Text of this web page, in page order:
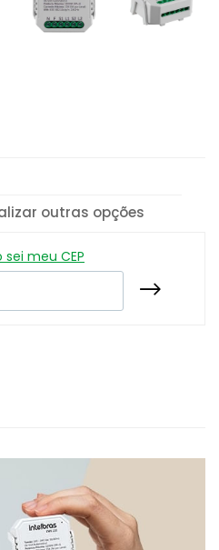
outras opções
sei meu CEP